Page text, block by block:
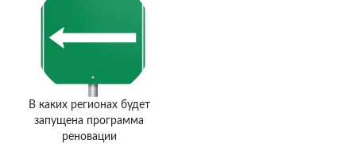
В каких регионах будет
запущена программа
реновации